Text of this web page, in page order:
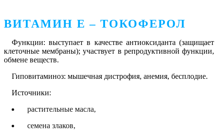
ВИТАМИН Е – ТОКОФЕРОЛ
Функции: выступает в качестве антиоксиданта (защищает
клеточные мембраны); участвует в репродуктивной функции,
обмене веществ.
Гиповитаминоз: мышечная дистрофия, анемия, бесплодие.
Источники:
растительные масла,
семена злаков,